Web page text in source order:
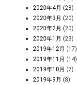
2020年4月 (28)
2020年3月 (20)
2020年2月 (20)
2020年1月 (23)
2019年12月 (17)
2019年11月 (14)
2019年10月 (7)
2019年9月 (8)